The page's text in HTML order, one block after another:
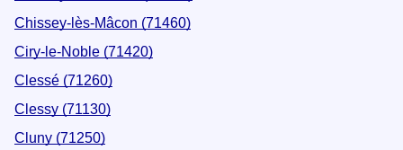
Chissey-lès-Mâcon (71460)
Ciry-le-Noble (71420)
Clessé (71260)
Clessy (71130)
Cluny (71250)